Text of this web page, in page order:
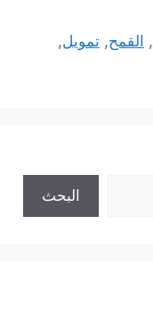
, القمح,تمويل,
البحث